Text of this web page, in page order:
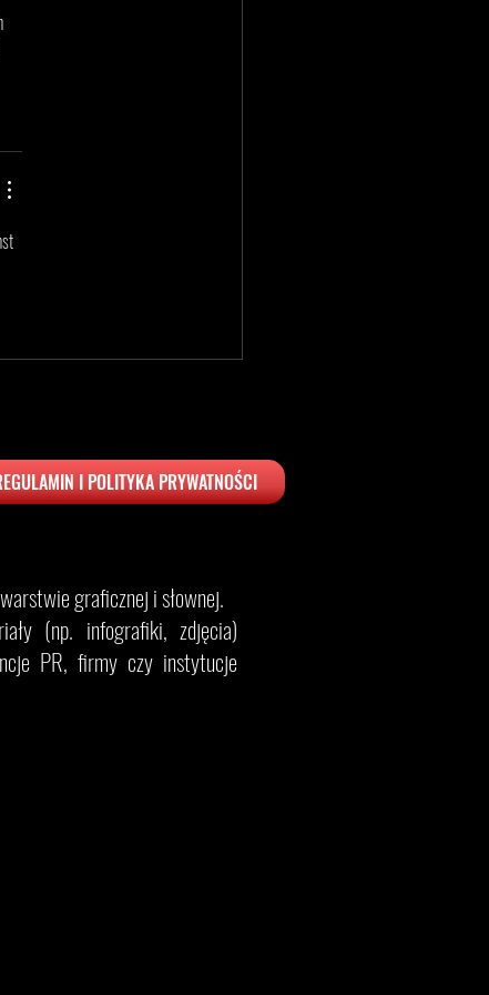
I POLITYKA PRYWATNOŚCI
graficznej i słownej.
(np. infografiki, zdjęcia)
PR, firmy czy instytucje